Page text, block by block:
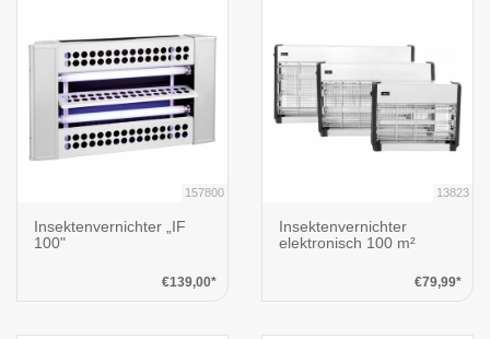
157800
Insektenvernichter „IF
100"
€139,00*
13823
Insektenvernichter
elektronisch 100 m²
€79,99*